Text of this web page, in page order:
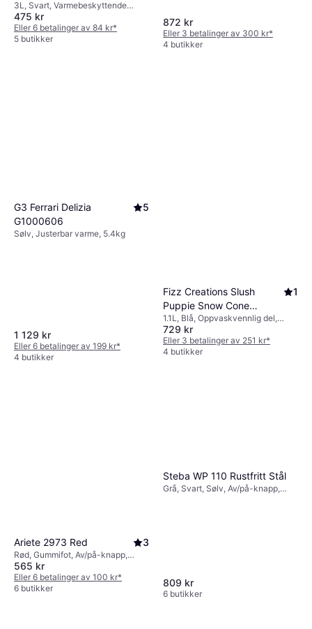
3L, Svart, Varmebeskyttende
håndtak, Indikatorlampe, Non-
stick belegg, Gummifot, Justerbar
varme, Oppvaskvennlig del,
475 kr
Eller 6 betalinger av 84 kr*
5 butikker
872 kr
Eller 3 betalinger av 300 kr*
4 butikker
G3 Ferrari Delizia
G1000606
5
Sølv, Justerbar varme, 5.4kg
1 129 kr
Eller 6 betalinger av 199 kr*
4 butikker
Fizz Creations Slush
Puppie Snow Cone
Machine 1L
1
1.1L, Blå, Oppvaskvennlig del,
2.06kg
729 kr
Eller 3 betalinger av 251 kr*
4 butikker
Ariete 2973 Red 3
Rød, Gummifot, Av/på-knapp,
1.81kg
565 kr
Eller 6 betalinger av 100 kr*
6 butikker
Steba WP 110 Rustfritt Stål
Grå, Svart, Sølv, Av/på-knapp,
809 kr
6 butikker